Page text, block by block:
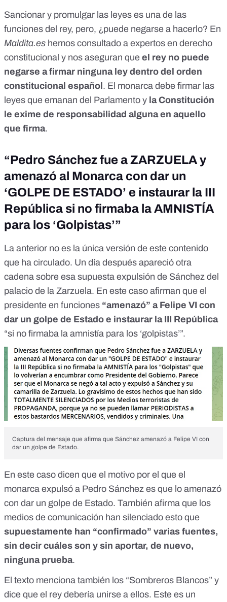
Sancionar y promulgar las leyes es una de las
funciones del rey, pero, ¿puede negarse a hacerlo? En
Maldita.es hemos consultado a expertos en derecho
constitucional y nos aseguran que el rey no puede
negarse a firmar ninguna ley dentro del orden
constitucional español. El monarca debe firmar las
leyes que emanan del Parlamento y la Constitución
le exime de responsabilidad alguna en aquello
que firma.
“Pedro Sánchez fue a ZARZUELA y
amenazó al Monarca con dar un
‘GOLPE DE ESTADO’ e instaurar la III
República si no firmaba la AMNISTÍA
para los ‘Golpistas’”
La anterior no es la única versión de este contenido
que ha circulado. Un día después apareció otra
cadena sobre esa supuesta expulsión de Sánchez del
palacio de la Zarzuela. En este caso afirman que el
presidente en funciones “amenazó” a Felipe VI con
dar un golpe de Estado e instaurar la III República
“si no firmaba la amnistía para los ‘golpistas’”.
Captura del mensaje que afirma que Sánchez amenazó a Felipe VI con
dar un golpe de Estado.
En este caso dicen que el motivo por el que el
monarca expulsó a Pedro Sánchez es que lo amenazó
con dar un golpe de Estado. También afirma que los
medios de comunicación han silenciado esto que
supuestamente han “confirmado” varias fuentes,
sin decir cuáles son y sin aportar, de nuevo,
ninguna prueba.
El texto menciona también los “Sombreros Blancos” y
dice que el rey debería unirse a ellos. Este es un